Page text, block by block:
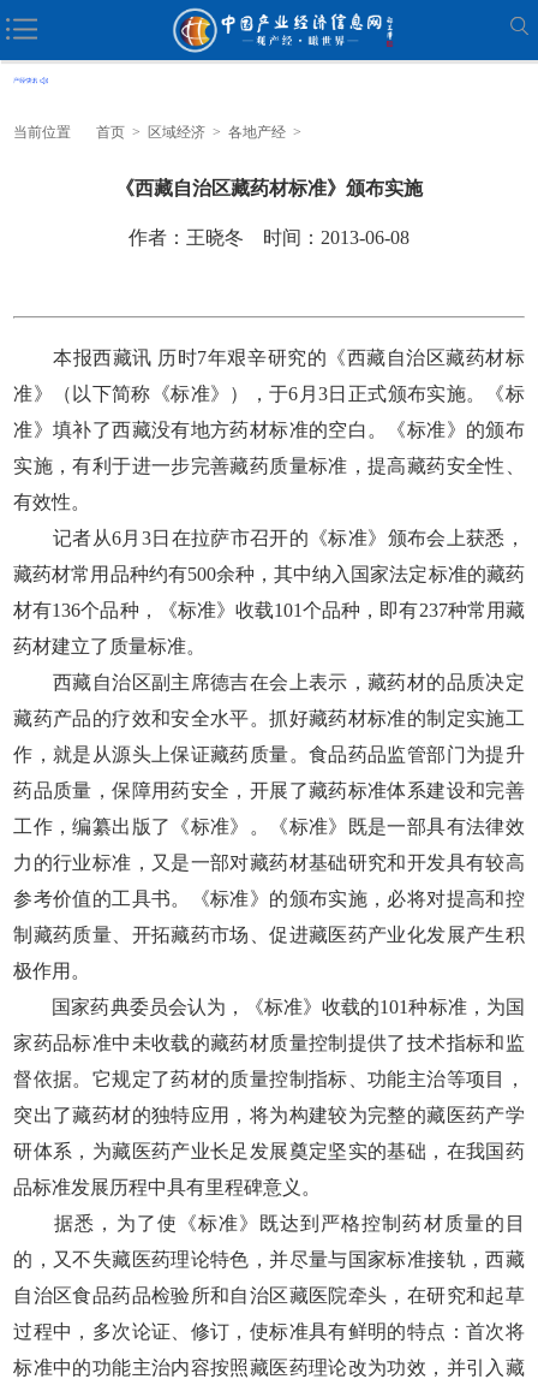
当前位置 首页 > 区域经济 > 各地产经 >
《西藏自治区藏药材标准》颁布实施
作者：王晓冬 时间：2013-06-08
本报西藏讯 历时7年艰辛研究的《西藏自治区藏药材标
准》（以下简称《标准》），于6月3日正式颁布实施。《标
准》填补了西藏没有地方药材标准的空白。《标准》的颁布
实施，有利于进一步完善藏药质量标准，提高藏药安全性、
有效性。
记者从6月3日在拉萨市召开的《标准》颁布会上获悉，
藏药材常用品种约有500余种，其中纳入国家法定标准的藏药
材有136个品种，《标准》收载101个品种，即有237种常用藏
药材建立了质量标准。
西藏自治区副主席德吉在会上表示，藏药材的品质决定
藏药产品的疗效和安全水平。抓好藏药材标准的制定实施工
作，就是从源头上保证藏药质量。食品药品监管部门为提升
药品质量，保障用药安全，开展了藏药标准体系建设和完善
工作，编纂出版了《标准》。《标准》既是一部具有法律效
力的行业标准，又是一部对藏药材基础研究和开发具有较高
参考价值的工具书。《标准》的颁布实施，必将对提高和控
制藏药质量、开拓藏药市场、促进藏医药产业化发展产生积
极作用。
国家药典委员会认为，《标准》收载的101种标准，为国
家药品标准中未收载的藏药材质量控制提供了技术指标和监
督依据。它规定了药材的质量控制指标、功能主治等项目，
突出了藏药材的独特应用，将为构建较为完整的藏医药产学
研体系，为藏医药产业长足发展奠定坚实的基础，在我国药
品标准发展历程中具有里程碑意义。
据悉，为了使《标准》既达到严格控制药材质量的目
的，又不失藏医药理论特色，并尽量与国家标准接轨，西藏
自治区食品药品检验所和自治区藏医院牵头，在研究和起草
过程中，多次论证、修订，使标准具有鲜明的特点：首次将
标准中的功能主治内容按照藏医药理论改为功效，并引入藏